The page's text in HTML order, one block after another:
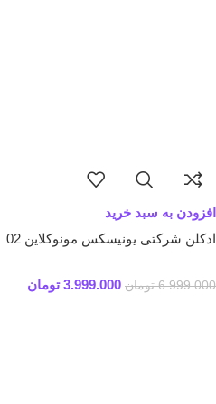
افزودن به سبد خرید
ادکلن شرکتی یونیسکس مونوکلاین 02
6.999.000 تومان 3.999.000 تومان